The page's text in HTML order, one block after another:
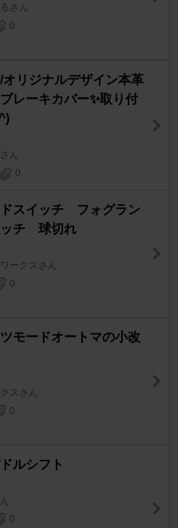
さん
0
オリジナルデザイン本革
レーキカバー✨取り付
ん
0
スイッチ フォグラン
ッチ 球切れ
ークスさん
0
モードオートマの小改
スさん
0
ルシフト
0